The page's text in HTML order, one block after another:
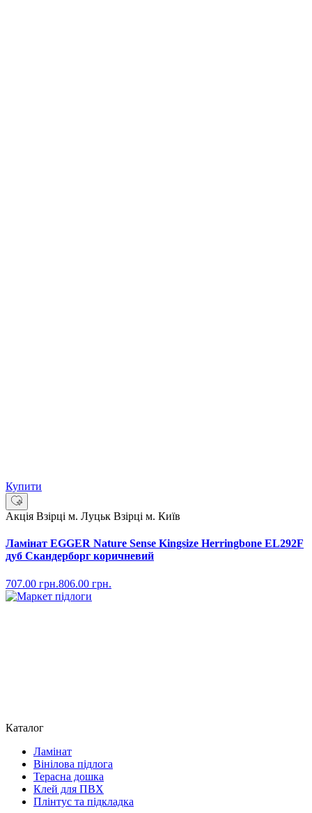
Купити
Акція Взірці м. Луцьк Взірці м. Київ
Ламінат EGGER Nature Sense Kingsize Herringbone EL292F
дуб Скандерборг коричневий
707.00 грн.806.00 грн.
Каталог
Ламінат
Вінілова підлога
Терасна дошка
Клей для ПВХ
Плінтус та підкладка